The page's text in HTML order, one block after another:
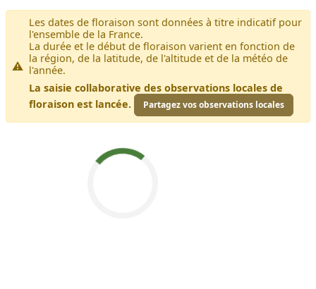
Les dates de floraison sont données à titre indicatif pour
l'ensemble de la France.
La durée et le début de floraison varient en fonction de
la région, de la latitude, de l'altitude et de la météo de
l'année.
La saisie collaborative des observations locales de
floraison est lancée.
Partagez vos observations locales